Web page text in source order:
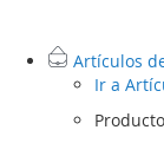
Artículos
Ir a